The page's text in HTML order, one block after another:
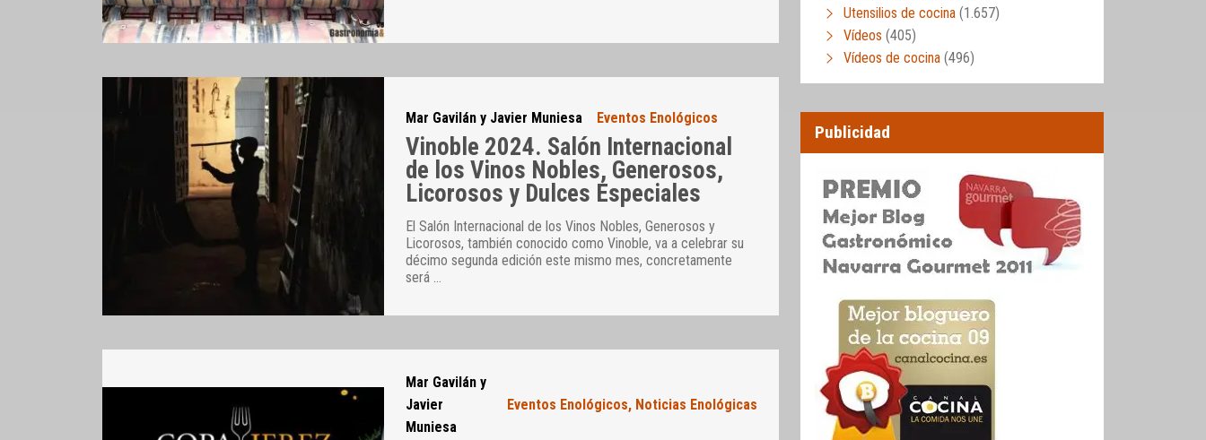
Mar Gavilán y Javier Muniesa Eventos Enológicos
Vinoble 2024. Salón Internacional
de los Vinos Nobles, Generosos,
Licorosos y Dulces Especiales
El Salón Internacional de los Vinos Nobles, Generosos y
Licorosos, también conocido como Vinoble, va a celebrar su
décimo segunda edición este mismo mes, concretamente
será …
Mar Gavilán y
Javier
Muniesa
Eventos Enológicos, Noticias Enológicas
Utensilios de cocina (1.657)
Vídeos (405)
Vídeos de cocina (496)
Publicidad